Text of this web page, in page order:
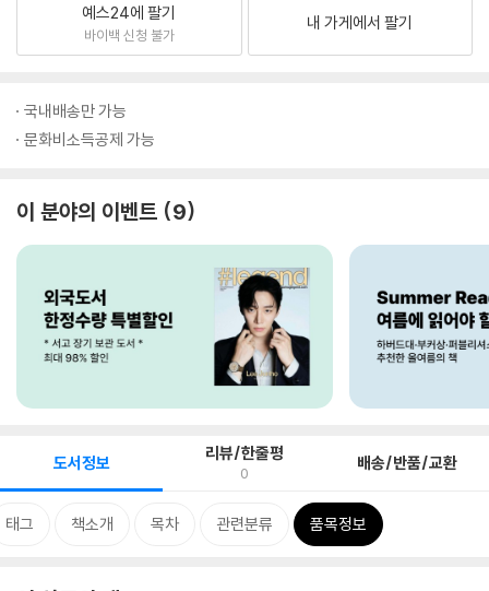
예스24에 팔기
바이백 신청 불가
내 가게에서 팔기
국내배송만 가능
문화비소득공제 가능
이 분야의 이벤트 9
도서정보 리뷰/한줄평
0 배송/반품/교환
태그 책소개 목차 관련분류 품목정보